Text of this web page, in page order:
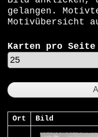
gelangen.
Motivübersicht
Karten pro Seite
Ort Bild